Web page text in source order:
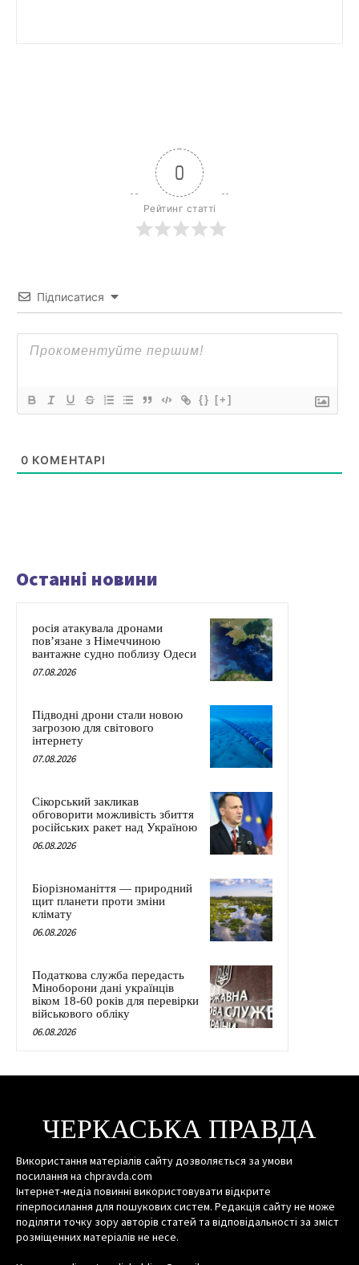
0
Рейтинг статті
Підписатися
{} [+]
0 КОМЕНТАРІ
Останні новини
росія атакувала дронами
пов’язане з Німеччиною
вантажне судно поблизу Одеси
07.08.2026
Підводні дрони стали новою
загрозою для світового
інтернету
07.08.2026
Сікорський закликав
обговорити можливість збиття
російських ракет над Україною
06.08.2026
Біорізноманіття — природний
щит планети проти зміни
клімату
06.08.2026
Податкова служба передасть
Міноборони дані українців
віком 18-60 років для перевірки
військового обліку
06.08.2026
ЧЕРКАСЬКА ПРАВДА
Використання матеріалів сайту дозволяється за умови
посилання на chpravda.com
Інтернет-медіа повинні використовувати відкрите
гіперпосилання для пошукових систем. Редакція сайту не може
поділяти точку зору авторів статей та відповідальності за зміст
розміщенних матеріалів не несе.